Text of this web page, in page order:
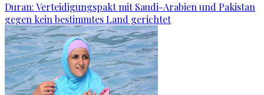
Duran: Verteidigungspakt mit Saudi-Arabien und Pakistan
gegen kein bestimmtes Land gerichtet